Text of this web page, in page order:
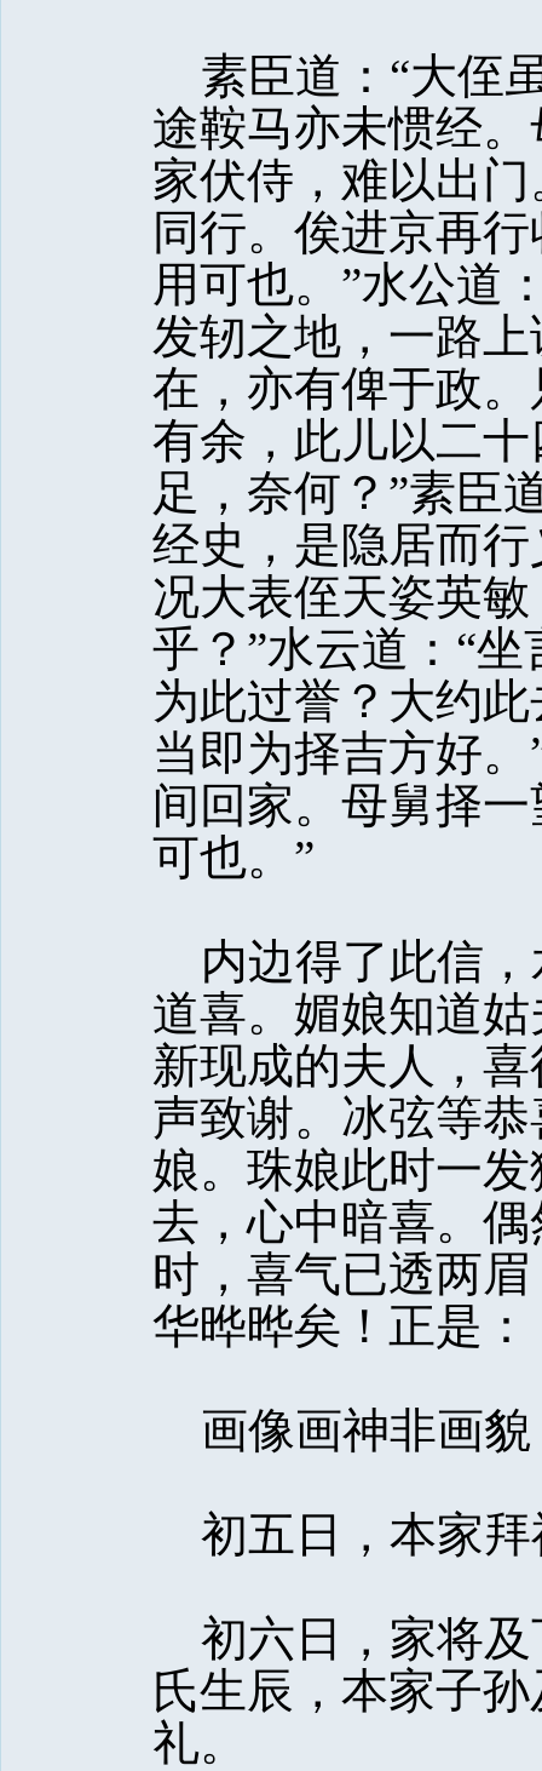
素臣道：“大侄
途鞍马亦未惯经
家伏侍，难以出
同行。俟进京再
用可也。”水公道
发轫之地，一路
在，亦有俾于政
有余，此儿以二
足，奈何？”素臣
经史，是隐居而
况大表侄天姿英
乎？”水云道：“
为此过誉？大约
当即为择吉方好
间回家。母舅择
可也。”
内边得了此信，
道喜。媚娘知道
新现成的夫人，
声致谢。冰弦等
娘。珠娘此时一
去，心中暗喜。
时，喜气已透两
华晔晔矣！正是：
画像画神非画貌
初五日，本家拜
初六日，家将及
氏生辰，本家子
礼。